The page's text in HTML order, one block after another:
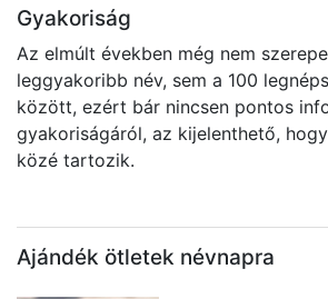
Gyakoriság
Az elmúlt években még nem
leggyakoribb név, sem a 100
között, ezért bár nincsen pontos
gyakoriságáról, az kijelenthető,
közé tartozik.
Ajándék ötletek névnapra